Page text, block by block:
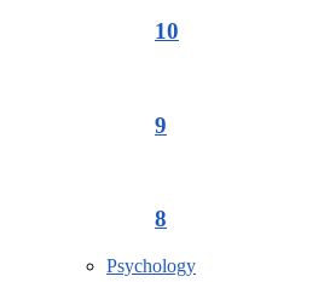
10
9
8
Psychology